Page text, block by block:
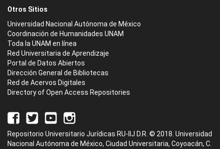
Otros Sitios
Universidad Nacional Autónoma de México
Coordinación de Humanidades UNAM
Toda la UNAM en línea
Red Universitaria de Aprendizaje
Portal de Datos Abiertos
Dirección General de Bibliotecas
Red de Acervos Digitales
Directory of Open Access Repositories
Repositorio Universitario Jurídicas RU-IIJ D.R. © 2018. Universidad
Nacional Autónoma de México, Ciudad Universitaria, Coyoacán, C.